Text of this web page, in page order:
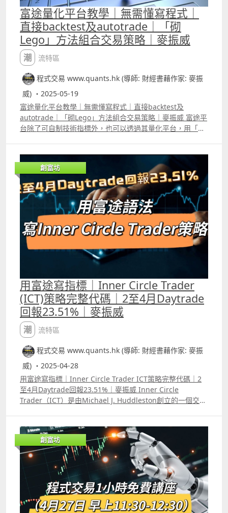
富途量化平台教學｜無需懂寫程式｜
直接backtest及autotrade｜「砌
Lego」方法組合交易策略｜麥振威
潮流特區
程式交易 www.quants.hk (導師: 財經書藉作家: 麥振
威) ・2025-05-19
富途量化平台教學｜無需懂寫程式｜直接backtest及
autotrade｜「砌Lego」方法組合交易策略｜麥振威 富途平
台除了可自制技術指標外，也可以透過其量化平台，用「砌
autotrade，無需像Multichart 或Amibroker等需要自己輸
入數據，而且autotrade也可以選擇富途提供的雲端運行，
即使關掉電腦也可繼續用你的個人交易策略autotrade。 不
過，若大家新接觸這個平台，有些選擇「卡片」的準則及原
理可能未必太了解。這段影片會教大家由最基本的方法學
創富坊
用富途寫指標｜Inner Circle Trader
(ICT)策略完整代碼｜2至4月Daytrade
回報23.51%｜麥振威
潮流特區
程式交易 www.quants.hk (導師: 財經書藉作家: 麥振
威) ・2025-04-28
用富途寫指標｜Inner Circle Trader ICT策略完整代碼｜2
至4月Daytrade回報23.51%｜麥振威 Inner Circle
Trader（ICT）是由Michael J. Huddleston創立的一個交易
嘗試用來Daytrade期指或美股。 由於ICT涉及很多他自創的
專有名詞，包括機構訂單流（Institutional Orderflow）、
市場結構（Market Structure）、結構轉變（Change of
Character, CHoCH）、結構突破Break of Structure,
BOS、訂單塊（Order Blocks, OB）及失衡區（Fair Value
Gap, FVG）等，以及如何應用在美股之上，在這段影片中會
有詳細講解。 另外，youtube的留言區會有用富途語法將
ICT策略寫成指標的代碼，大家可直接copy使用。
創富坊